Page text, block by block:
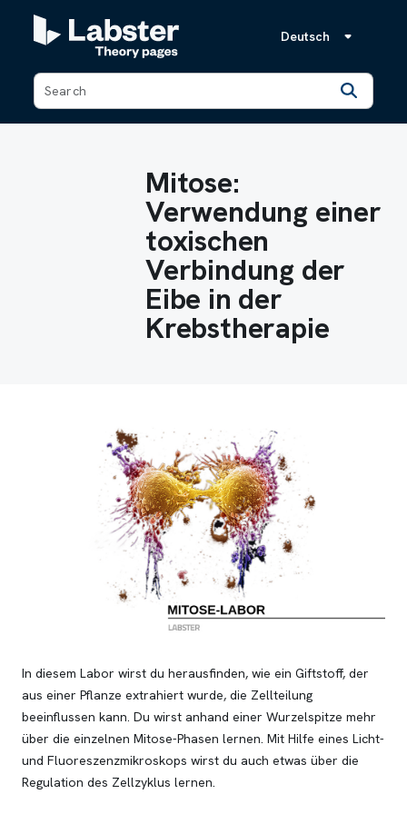
Deutsch
Back
Mitose:
Verwendung einer
toxischen
Verbindung der
Eibe in der
Krebstherapie
In diesem Labor wirst du herausfinden, wie ein Giftstoff, der
aus einer Pflanze extrahiert wurde, die Zellteilung
beeinflussen kann. Du wirst anhand einer Wurzelspitze mehr
über die einzelnen Mitose-Phasen lernen. Mit Hilfe eines Licht-
und Fluoreszenzmikroskops wirst du auch etwas über die
Regulation des Zellzyklus lernen.